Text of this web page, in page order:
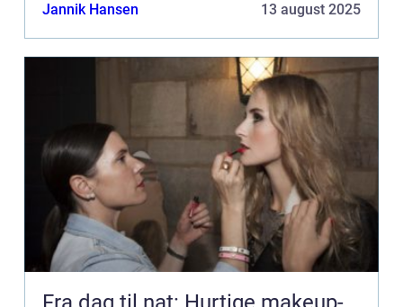
Jannik Hansen 13 august 2025